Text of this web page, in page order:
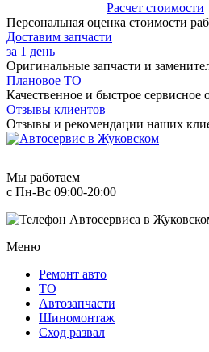
Расчет стоимости
Персональная оценка стоимости
Доставим запчасти
за 1 день
Оригинальные запчасти и
Плановое ТО
Качественное и быстрое сервисное
Отзывы клиентов
Отзывы и рекомендации наших
Мы работаем
с Пн-Вc 09:00-20:00
Меню
Ремонт авто
TO
Автозапчасти
Шиномонтаж
Сход развал